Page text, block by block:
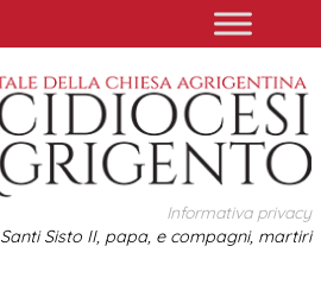
Informativa privacy
Santi Sisto II, papa, e compagni, martiri